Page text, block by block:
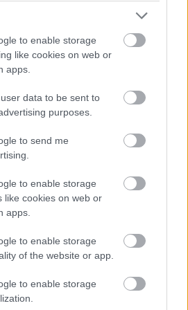
to enable storage
like cookies on web or
apps.
data to be sent to
purposes.
to send me
to enable storage
like cookies on web or
apps.
to enable storage
of the website or app.
to enable storage
kiderül.
ki rendezi a
2-t
12. 10:00
sem fog meglepődni rajta.